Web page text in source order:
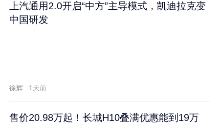
上汽通用2.0开启“中方”主导模式，凯迪拉克变
中国研发
徐辉 1天前
售价20.98万起！长城H10叠满优惠能到19万